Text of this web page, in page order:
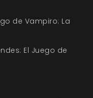
de Vampiro: La
El Juego de